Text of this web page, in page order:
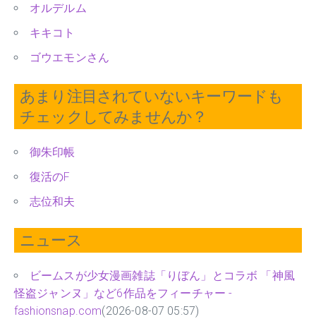
オルデルム
キキコト
ゴウエモンさん
あまり注目されていないキーワードも
チェックしてみませんか？
御朱印帳
復活のF
志位和夫
ニュース
ビームスが少女漫画雑誌「りぼん」とコラボ 「神風
怪盗ジャンヌ」など6作品をフィーチャー -
fashionsnap.com(2026-08-07 05:57)